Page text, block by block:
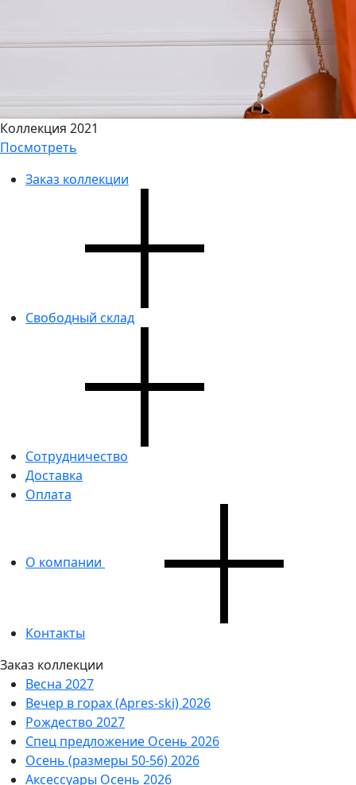
Коллекция 2021
Посмотреть
Заказ коллекции
Свободный склад
Сотрудничество
Доставка
Оплата
О компании
Контакты
Заказ коллекции
Весна 2027
Вечер в горах (Apres-ski) 2026
Рождество 2027
Спец предложение Осень 2026
Осень (размеры 50-56) 2026
Аксессуары Осень 2026